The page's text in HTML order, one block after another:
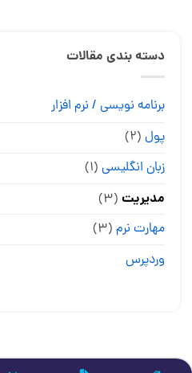
دسته بندی مقالات
برنامه نویسی / نرم افزار
پول (۲)
زبان انگلیسی (۱)
مدیریت (۳)
مهارت نرم (۳)
وردپرس